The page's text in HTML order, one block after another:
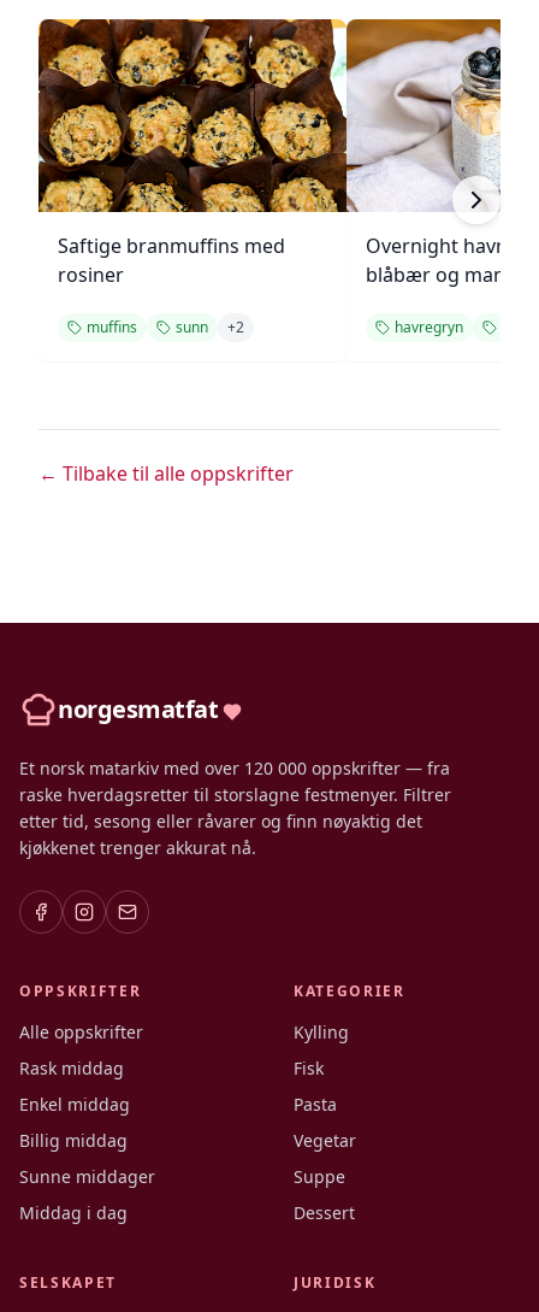
Saftige branmuffins med
rosiner
muffins sunn +2
Overnight
blåbær og
havregryn
← Tilbake til alle oppskrifter
norgesmatfat
Et norsk matarkiv med over 120 000 oppskrifter — fra
raske hverdagsretter til storslagne festmenyer. Filtrer
etter tid, sesong eller råvarer og finn nøyaktig det
kjøkkenet trenger akkurat nå.
OPPSKRIFTER
Alle oppskrifter
Rask middag
Enkel middag
Billig middag
Sunne middager
Middag i dag
KATEGORIER
Kylling
Fisk
Pasta
Vegetar
Suppe
Dessert
SELSKAPET JURIDISK